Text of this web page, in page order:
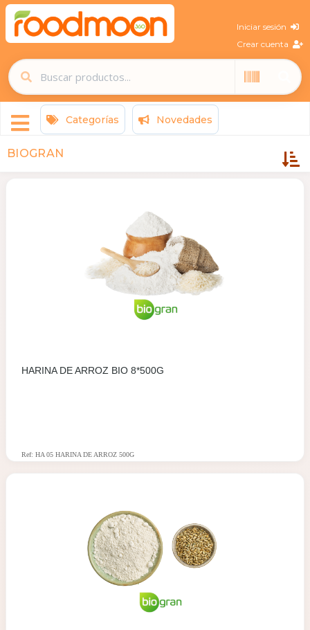
Iniciar sesión
Crear cuenta
Categorías Novedades
BIOGRAN
HARINA DE ARROZ BIO 8*500G
Ref: HA 05 HARINA DE ARROZ 500G